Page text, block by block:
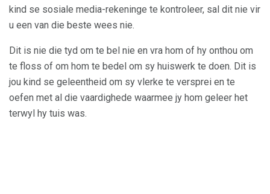
kind se sosiale media-rekeninge te kontroleer, sal dit nie vir
u een van die beste wees nie.
Dit is nie die tyd om te bel nie en vra hom of hy onthou om
te floss of om hom te bedel om sy huiswerk te doen. Dit is
jou kind se geleentheid om sy vlerke te versprei en te
oefen met al die vaardighede waarmee jy hom geleer het
terwyl hy tuis was.